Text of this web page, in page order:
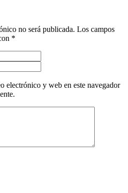
no será publicada. Los campos
*
electrónico y web en este navegador